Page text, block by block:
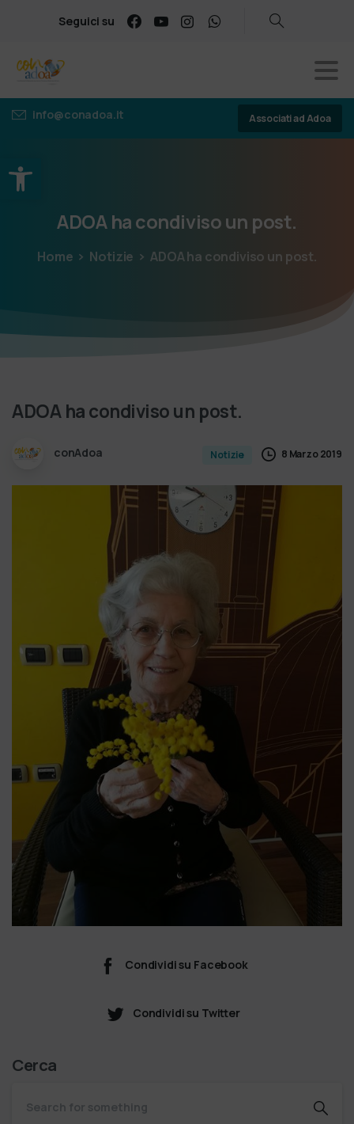
Apri la barra degli strumenti
Seguici su
info@conadoa.it Associati ad Adoa
ADOA hacondivisoun post.
Home Notizie ADOA ha condiviso un post.
ADOA hacondivisoun post.
conAdoa Notizie 8 Marzo 2019
Condividi su Facebook
Condividi su Twitter
Cerca